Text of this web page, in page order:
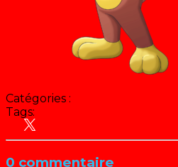
Catégories :
Tags:
0 commentaire